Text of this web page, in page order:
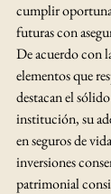
cumplir
futuras con
De acuerdo con
elementos que
destacan el
institución, su
en seguros de
inversiones
patrimonial